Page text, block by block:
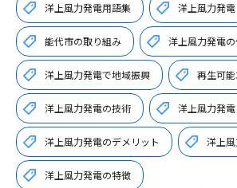
洋上風力発電用語集 洋上風力発電
能代市の取り組み 洋上風力発電
洋上風力発電で地域振興 再生可
洋上風力発電の技術 洋上風力発
洋上風力発電のデメリット 洋上
洋上風力発電の特徴